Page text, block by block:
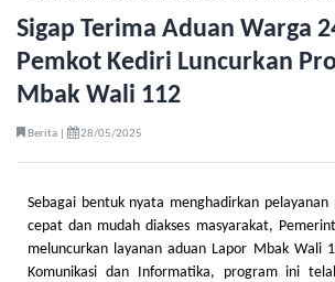
Sigap Terima Aduan Warga
Pemkot Kediri Luncurkan
Mbak Wali 112
Berita | 28/05/2025
Sebagai bentuk nyata menghadirkan
cepat dan mudah diakses masyarakat,
meluncurkan layanan aduan Lapor Mbak Wali
Komunikasi dan Informatika, program ini